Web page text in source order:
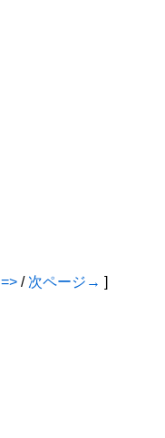
=> / 次ページ→ ]